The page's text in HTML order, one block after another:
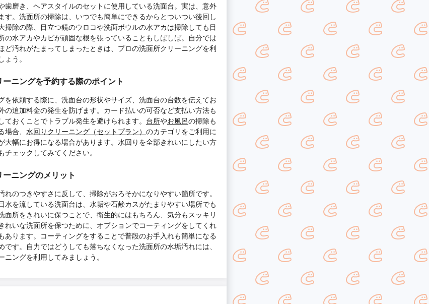
歯磨き、ヘアスタイルのセットに使用している洗面台。実は、意外
す。洗面所の掃除は、いつでも簡単にできるからとついつい後回し
掃除の際、目立つ鏡のウロコや洗面ボウルの水アカは掃除しても目
の水アカやカビが頑固な根を張っていることもしばしば。自分では
ど汚れがたまってしまったときは、プロの洗面所クリーニングを利
ょう。
ニングを予約する際のポイント
を依頼する際に、洗面台の形状やサイズ、洗面台の台数を伝えてお
の追加料金の発生を防げます。カード払いの可否など支払い方法も
ておくことでトラブル発生を避けられます。 台所やお風呂の掃除も
合、 水回りクリーニング（セットプラン） のカテゴリをご利用に
大幅にお得になる場合があります。水回りを全部きれいにしたい方
チェックしてみてください。
ニングのメリット
れのつきやすさに反して、掃除がおろそかになりやすい箇所です。
水を流している洗面台は、水垢や石鹸カスがたまりやすい場所でも
面所をきれいに保つことで、衛生的にはもちろん、気分もスッキリ
れいな洗面所を保つために、オプションでコーティングをしてくれ
あります。コーティングをすることで普段のお手入れも簡単になる
です。自力ではどうしても落ちなくなった洗面所の水垢汚れには、
ニングを利用してみましょう。